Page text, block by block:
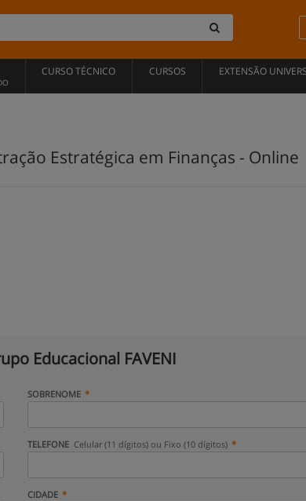
CURSO TÉCNICO CURSOS EXTENSÃO
Estratégica em Finanças - Online
Educacional FAVENI
SOBRENOME
TELEFONE Celular (11 dígitos) ou Fixo (10 dígitos)
CIDADE